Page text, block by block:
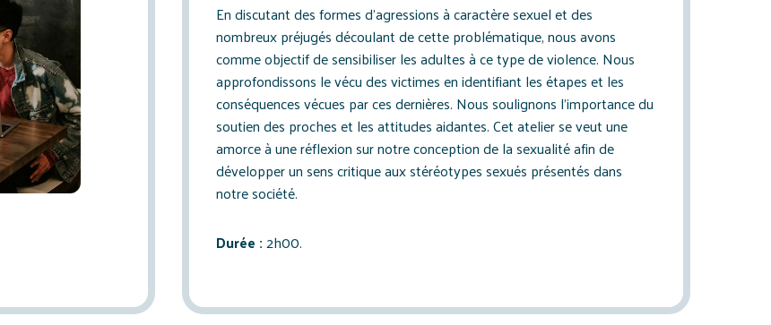
En discutant des formes d’agressions à caractère sexuel et des
nombreux préjugés découlant de cette problématique, nous avons
comme objectif de sensibiliser les adultes à ce type de violence. Nous
approfondissons le vécu des victimes en identifiant les étapes et les
conséquences vécues par ces dernières. Nous soulignons l’importance du
soutien des proches et les attitudes aidantes. Cet atelier se veut une
amorce à une réflexion sur notre conception de la sexualité afin de
développer un sens critique aux stéréotypes sexués présentés dans
notre société.
Durée :2h00.